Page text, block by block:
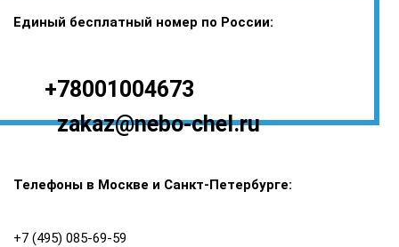
Единый бесплатный номер по России:
+78001004673
zakaz@nebo-chel.ru
Телефоны в Москве и Санкт-Петербурге:
+7 (495) 085-69-59